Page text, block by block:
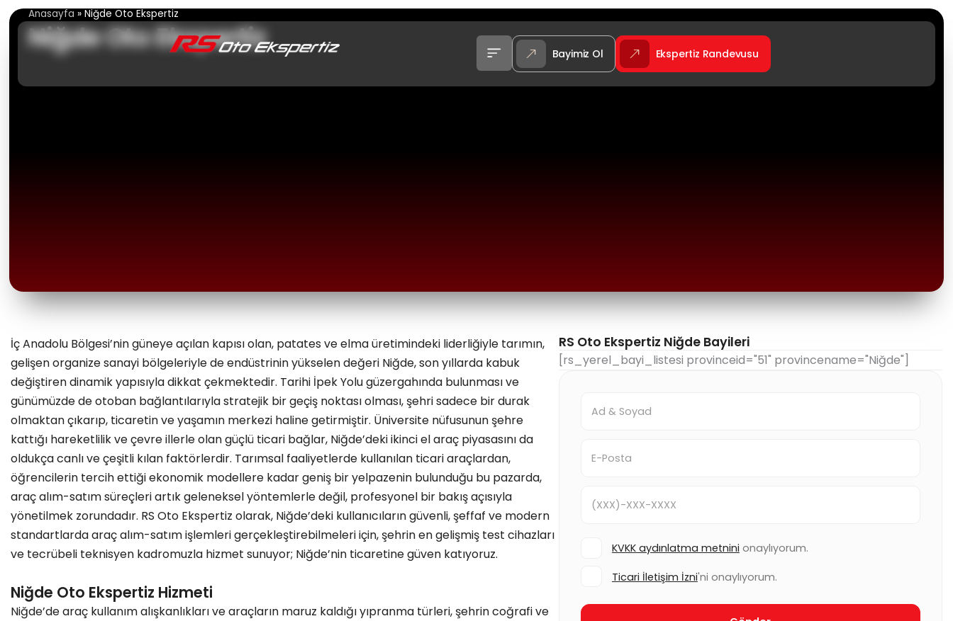
İçeriğe
atla
Bayimiz Ol Ekspertiz Randevusu
Anasayfa » Niğde Oto Ekspertiz
Niğde Oto Ekspertiz
İç Anadolu Bölgesi’nin güneye açılan kapısı olan, patates ve elma üretimindeki liderliğiyle tarımın,
gelişen organize sanayi bölgeleriyle de endüstrinin yükselen değeri Niğde, son yıllarda kabuk
değiştiren dinamik yapısıyla dikkat çekmektedir. Tarihi İpek Yolu güzergahında bulunması ve
günümüzde de otoban bağlantılarıyla stratejik bir geçiş noktası olması, şehri sadece bir durak
olmaktan çıkarıp, ticaretin ve yaşamın merkezi haline getirmiştir. Üniversite nüfusunun şehre
kattığı hareketlilik ve çevre illerle olan güçlü ticari bağlar, Niğde’deki ikinci el araç piyasasını da
oldukça canlı ve çeşitli kılan faktörlerdir. Tarımsal faaliyetlerde kullanılan ticari araçlardan,
öğrencilerin tercih ettiği ekonomik modellere kadar geniş bir yelpazenin bulunduğu bu pazarda,
araç alım-satım süreçleri artık geleneksel yöntemlerle değil, profesyonel bir bakış açısıyla
yönetilmek zorundadır. RS Oto Ekspertiz olarak, Niğde’deki kullanıcıların güvenli, şeffaf ve modern
standartlarda araç alım-satım işlemleri gerçekleştirebilmeleri için, şehrin en gelişmiş test cihazları
ve tecrübeli teknisyen kadromuzla hizmet sunuyor; Niğde’nin ticaretine güven katıyoruz.
Niğde Oto Ekspertiz Hizmeti
Niğde’de araç kullanım alışkanlıkları ve araçların maruz kaldığı yıpranma türleri, şehrin coğrafi ve
RS Oto Ekspertiz Niğde Bayileri
[rs_yerel_bayi_listesi provinceid="51" provincename="Niğde"]
KVKK aydınlatma metnini onaylıyorum.
Ticari İletişim İzni'ni onaylıyorum.